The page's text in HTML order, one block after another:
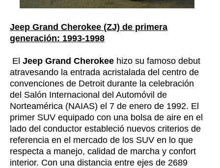
Jeep Grand Cherokee (ZJ) de primera
generación: 1993-1998
El Jeep Grand Cherokee hizo su famoso debut
atravesando la entrada acristalada del centro de
convenciones de Detroit durante la celebración
del Salón Internacional del Automóvil de
Norteamérica (NAIAS) el 7 de enero de 1992. El
primer SUV equipado con una bolsa de aire en el
lado del conductor estableció nuevos criterios de
referencia en el mercado de los SUV en lo que
respecta a manejo, calidad de marcha y confort
interior. Con una distancia entre ejes de 2689